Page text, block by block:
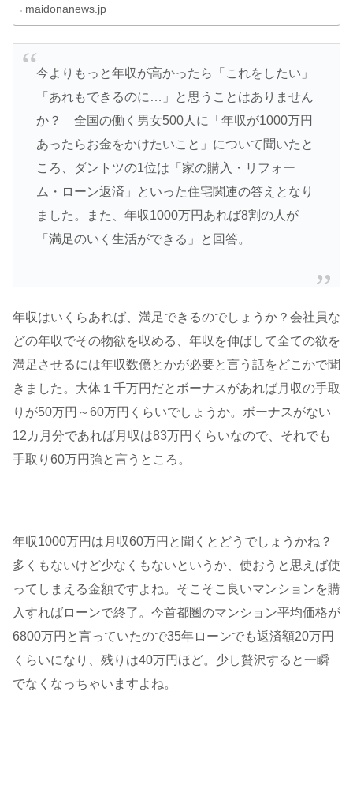
maidonanews.jp
今よりもっと年収が高かったら「これをしたい」
「あれもできるのに…」と思うことはありません
か？ 全国の働く男女500人に「年収が1000万円
あったらお金をかけたいこと」について聞いたと
ころ、ダントツの1位は「家の購入・リフォー
ム・ローン返済」といった住宅関連の答えとなり
ました。また、年収1000万円あれば8割の人が
「満足のいく生活ができる」と回答。
年収はいくらあれば、満足できるのでしょうか？会社員な
どの年収でその物欲を収める、年収を伸ばして全ての欲を
満足させるには年収数億とかが必要と言う話をどこかで聞
きました。大体１千万円だとボーナスがあれば月収の手取
りが50万円～60万円くらいでしょうか。ボーナスがない
12カ月分であれば月収は83万円くらいなので、それでも
手取り60万円強と言うところ。
年収1000万円は月収60万円と聞くとどうでしょうかね？
多くもないけど少なくもないというか、使おうと思えば使
ってしまえる金額ですよね。そこそこ良いマンションを購
入すればローンで終了。今首都圏のマンション平均価格が
6800万円と言っていたので35年ローンでも返済額20万円
くらいになり、残りは40万円ほど。少し贅沢すると一瞬
でなくなっちゃいますよね。